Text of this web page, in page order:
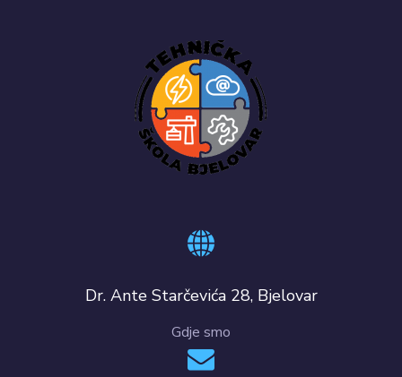
Dr. Ante Starčevića 28, Bjelovar
Gdje smo